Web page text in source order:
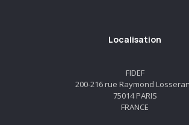
Localisation
FIDEF
200-216 rue Raymond
75014 PARIS
FRANCE